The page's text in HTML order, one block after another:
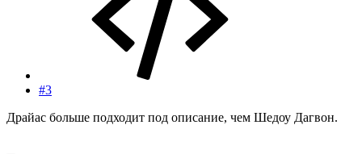
#3
Драйас больше подходит под описание, чем Шедоу Дагвон.